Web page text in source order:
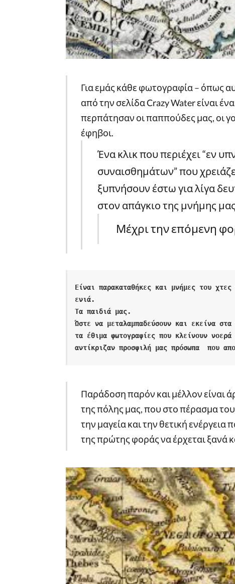
Για εμάς κάθε φωτογραφία – όπως
από την σελίδα Crazy Water είναι
περπάτησαν οι παππούδες μας, οι
έφηβοι.
Ένα κλικ που περιέχει “εν
συναισθημάτων” που
ξυπνήσουν έστω για λίγα
στον απάγκιο της μνήμης
Μέχρι την επόμενη
Είναι παρακαταθήκες και μνήμες του
ενιά.
Τα παιδιά μας.
Ώστε να μεταλαμπαδεύσουν και εκείνα
τα έθιμα φωτογραφίες που κλείνουν
αντίκριζαν προσφιλή μας πρόσωπα  που
Παράδοση παρόν και μέλλον είναι
της πόλης μας, που στο πέρασμα
την μαγεία και την θετική
της πρώτης φοράς να έρχεται ξανά